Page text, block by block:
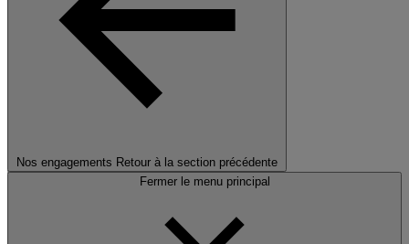
Nos engagements Retour à la section précédente
Fermer le menu principal